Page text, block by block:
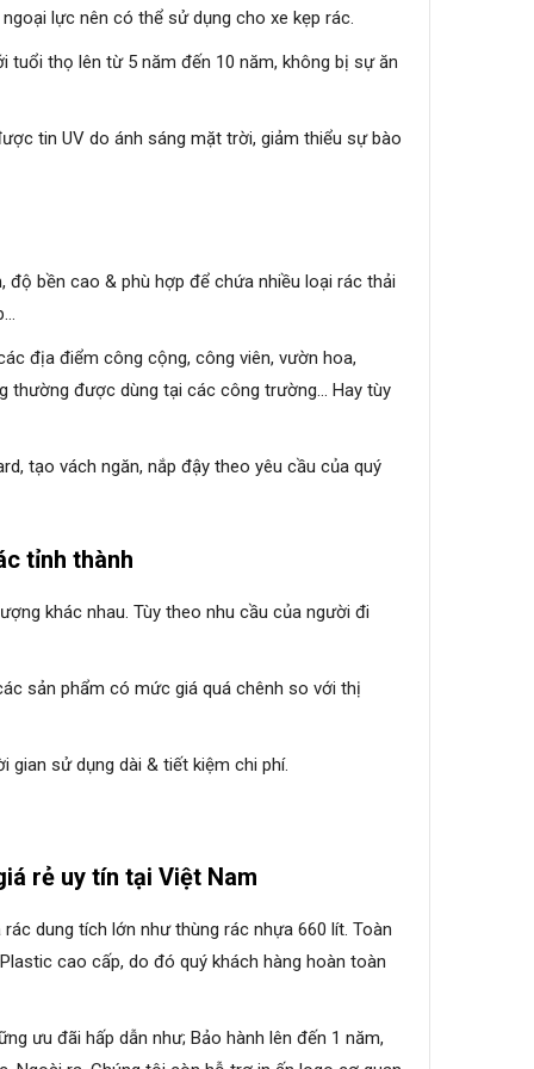
lực nên có thể sử dụng cho xe kẹp rác.
tuổi thọ lên từ 5 năm đến 10 năm, không bị sự ăn
tin UV do ánh sáng mặt trời, giảm thiểu sự bào
bền cao & phù hợp để chứa nhiều loại rác thải
địa điểm công cộng, công viên, vườn hoa,
thường được dùng tại các công trường… Hay tùy
tạo vách ngăn, nắp đậy theo yêu cầu của quý
tỉnh thành
khác nhau. Tùy theo nhu cầu của người đi
sản phẩm có mức giá quá chênh so với thị
gian sử dụng dài & tiết kiệm chi phí.
rẻ uy tín tại Việt Nam
dung tích lớn như thùng rác nhựa 660 lít. Toàn
cao cấp, do đó quý khách hàng hoàn toàn
ưu đãi hấp dẫn như; Bảo hành lên đến 1 năm,